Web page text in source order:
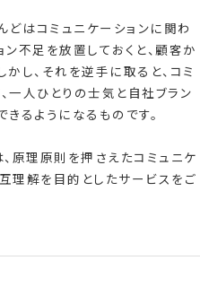
はコミュニケーションに関わ
不足を放置しておくと、顧客か
し、それを逆手に取ると、コミ
一人ひとりの士気と自社ブラン
るようになるものです。
原理原則を押さえたコミュニケ
理解を目的としたサービスをご